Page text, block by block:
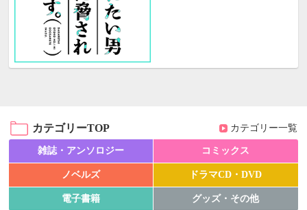
カテゴリーTOP カテゴリー一覧
雑誌・アンソロジー コミックス
ノベルズ ドラマCD・DVD
電子書籍 グッズ・その他